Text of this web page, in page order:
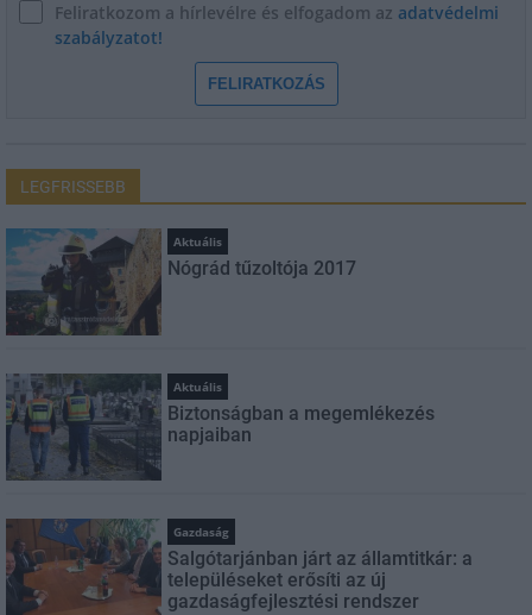
Feliratkozom a hírlevélre és elfogadom az adatvédelmi
szabályzatot!
FELIRATKOZÁS
LEGFRISSEBB
Aktuális
Nógrád tűzoltója 2017
Aktuális
Biztonságban a megemlékezés
napjaiban
Gazdaság
Salgótarjánban járt az államtitkár: a
településeket erősíti az új
gazdaságfejlesztési rendszer